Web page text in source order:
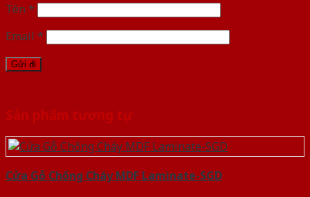
Tên *
Email *
Sản phẩm tương tự
Cửa Gỗ Chống Cháy MDF Laminate-SGD